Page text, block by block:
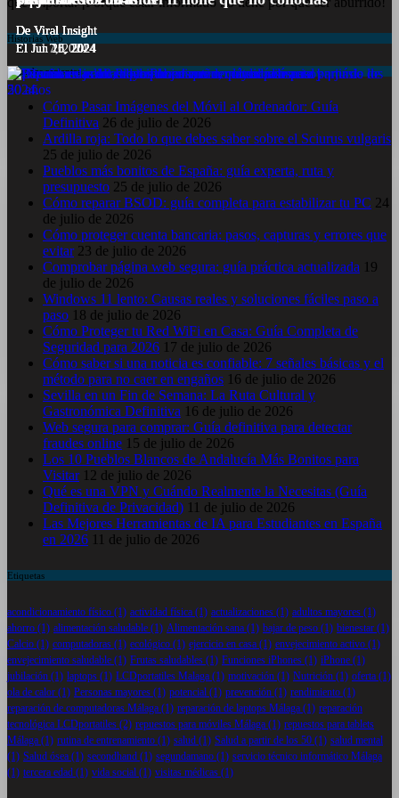
Historias Web
De Viral Insight
El Jul 7, 2024
De Viral Insight
El Jun 23, 2024
De Viral Insight
El Jun 20, 2024
De Viral Insight
El Jun 15, 2024
De Viral Insight
El Jun 11, 2024
Entradas recientes
Cómo Pasar Imágenes del Móvil al Ordenador: Guía
Definitiva 26 de julio de 2026
Ardilla roja: Todo lo que debes saber sobre el Sciurus vulgaris
25 de julio de 2026
Pueblos más bonitos de España: guía experta, ruta y
presupuesto 25 de julio de 2026
Cómo reparar BSOD: guía completa para estabilizar tu PC 24
de julio de 2026
Cómo proteger cuenta bancaria: pasos, capturas y errores que
evitar 23 de julio de 2026
Comprobar página web segura: guía práctica actualizada 19
de julio de 2026
Windows 11 lento: Causas reales y soluciones fáciles paso a
paso 18 de julio de 2026
Cómo Proteger tu Red WiFi en Casa: Guía Completa de
Seguridad para 2026 17 de julio de 2026
Cómo saber si una noticia es confiable: 7 señales básicas y el
método para no caer en engaños 16 de julio de 2026
Sevilla en un Fin de Semana: La Ruta Cultural y
Gastronómica Definitiva 16 de julio de 2026
Web segura para comprar: Guía definitiva para detectar
fraudes online 15 de julio de 2026
Los 10 Pueblos Blancos de Andalucía Más Bonitos para
Visitar 12 de julio de 2026
Qué es una VPN y Cuándo Realmente la Necesitas (Guía
Definitiva de Privacidad) 11 de julio de 2026
Las Mejores Herramientas de IA para Estudiantes en España
en 2026 11 de julio de 2026
Etiquetas
acondicionamiento físico (1) actividad física (1) actualizaciones (1) adultos mayores (1)
ahorro (1) alimentación saludable (1) Alimentación sana (1) bajar de peso (1) bienestar (1)
Calcio (1) computadoras (1) ecológico (1) ejercicio en casa (1) envejecimiento activo (1)
envejecimiento saludable (1) Frutas saludables (1) Funciones iPhones (1) iPhone (1)
jubilación (1) laptops (1) LCDportatiles Malaga (1) motivación (1) Nutrición (1) oferta (1)
ola de calor (1) Personas mayores (1) potencial (1) prevención (1) rendimiento (1)
reparación de computadoras Málaga (1) reparación de laptops Málaga (1) reparación
tecnológica LCDportatiles (2) repuestos para móviles Málaga (1) repuestos para tablets
Málaga (1) rutina de entrenamiento (1) salud (1) Salud a partir de los 50 (1) salud mental
(1) Salud ósea (1) secondhand (1) segundamano (1) servicio técnico informático Málaga
(1) tercera edad (1) vida social (1) visitas médicas (1)